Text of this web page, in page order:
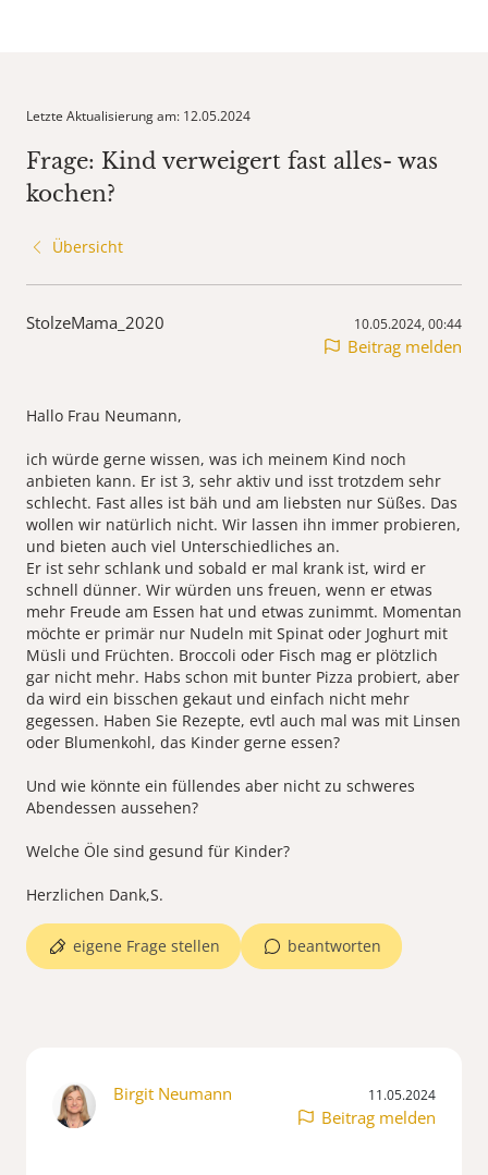
Letzte Aktualisierung am: 12.05.2024
Frage: Kind verweigert fast alles- was
kochen?
Übersicht
StolzeMama_2020 10.05.2024, 00:44
Beitrag melden
Hallo Frau Neumann,
ich würde gerne wissen, was ich meinem Kind noch
anbieten kann. Er ist 3, sehr aktiv und isst trotzdem sehr
schlecht. Fast alles ist bäh und am liebsten nur Süßes. Das
wollen wir natürlich nicht. Wir lassen ihn immer probieren,
und bieten auch viel Unterschiedliches an.
Er ist sehr schlank und sobald er mal krank ist, wird er
schnell dünner. Wir würden uns freuen, wenn er etwas
mehr Freude am Essen hat und etwas zunimmt. Momentan
möchte er primär nur Nudeln mit Spinat oder Joghurt mit
Müsli und Früchten. Broccoli oder Fisch mag er plötzlich
gar nicht mehr. Habs schon mit bunter Pizza probiert, aber
da wird ein bisschen gekaut und einfach nicht mehr
gegessen. Haben Sie Rezepte, evtl auch mal was mit Linsen
oder Blumenkohl, das Kinder gerne essen?
Und wie könnte ein füllendes aber nicht zu schweres
Abendessen aussehen?
Welche Öle sind gesund für Kinder?
beantworten
eigene Frage stellen
Birgit Neumann 11.05.2024
Beitrag melden